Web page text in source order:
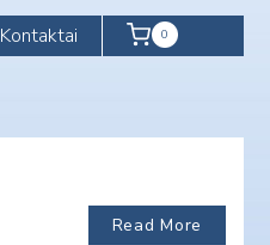
Kontaktai 0
Read More